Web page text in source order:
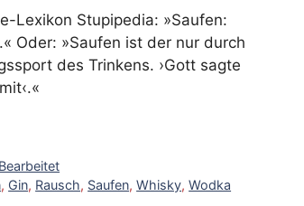
Lexikon Stupipedia: »Saufen:
Oder: »Saufen ist der nur durch
des Trinkens. ›Gott sagte
_Bearbeitet
, Gin, Rausch, Saufen,Whisky,Wodka